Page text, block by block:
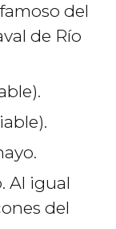
del
de Río
Al igual
del